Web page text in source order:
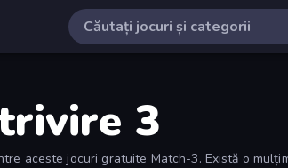
3
aceste jocuri gratuite Match-3. Există o